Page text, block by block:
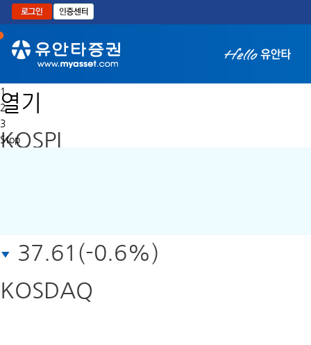
본문으로 바로가기
1
2
3
Stop
열기
KOSPI
37.61(-0.6%)
KOSDAQ